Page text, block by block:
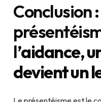
Conclusion
l’aidance,
devient un